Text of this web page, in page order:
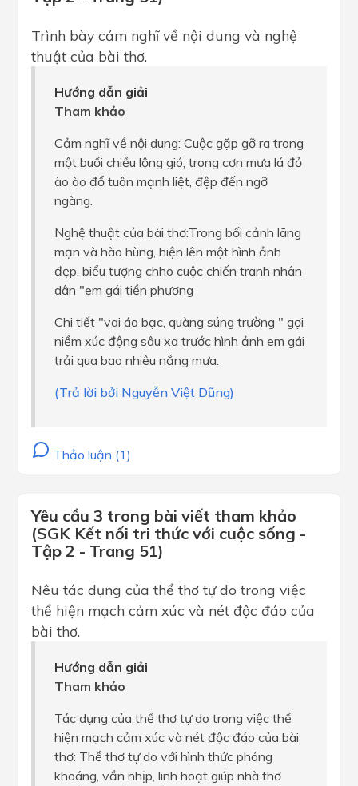
Trình bày cảm nghĩ về nội dung và nghệ
thuật của bài thơ.
Hướng dẫn giải
Tham khảo
Cảm nghĩ về nội dung: Cuộc gặp gỡ ra trong
một buổi chiều lộng gió, trong cơn mưa lá đỏ
ào ào đổ tuôn mạnh liệt, đệp đến ngỡ
ngàng.
Nghệ thuật của bài thơ:Trong bối cảnh lãng
mạn và hào hùng, hiện lên một hình ảnh
đẹp, biểu tượng chho cuộc chiến tranh nhân
dân "em gái tiền phương
Chi tiết "vai áo bạc, quàng súng trường " gợi
niềm xúc động sâu xa trước hình ảnh em gái
trải qua bao nhiêu nắng mưa.
(Trả lời bởi Nguyễn Việt Dũng)
Thảo luận (1)
Yêu cầu 3 trong bài viết tham khảo
(SGK Kết nối tri thức với cuộc sống -
Tập 2 - Trang 51)
Nêu tác dụng của thể thơ tự do trong việc
thể hiện mạch cảm xúc và nét độc đáo của
bài thơ.
Hướng dẫn giải
Tham khảo
Tác dụng của thể thơ tự do trong việc thể
hiện mạch cảm xúc và nét độc đáo của bài
thơ: Thể thơ tự do với hình thức phóng
khoáng, vần nhịp, linh hoạt giúp nhà thơ